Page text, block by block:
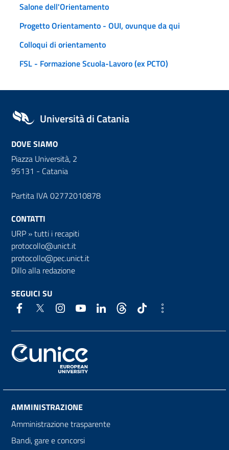
Salone dell'Orientamento
Progetto Orientamento - OUI, ovunque da qui
Colloqui di orientamento
FSL - Formazione Scuola-Lavoro (ex PCTO)
Università di Catania
DOVE SIAMO
Piazza Università, 2
95131 - Catania
Partita IVA 02772010878
CONTATTI
URP »tutti i recapiti
protocollo@unict.it
protocollo@pec.unict.it
Dillo alla redazione
SEGUICI SU
AMMINISTRAZIONE
Amministrazione trasparente
Bandi, gare e concorsi